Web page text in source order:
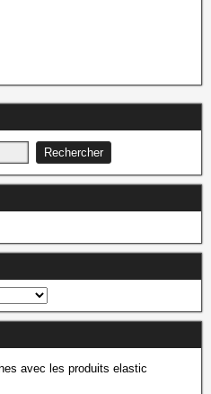
avec les produits elastic